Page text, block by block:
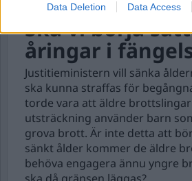
Data Deletion Data Access
Ska vi börja
åringar i
Justitieministern vill sänka
ska kunna straffas för
torde vara att äldre
utsträckning använder barn
grova brott. Är inte detta att
sänkt ålder kommer de äldre
behöva engagera ännu yngre